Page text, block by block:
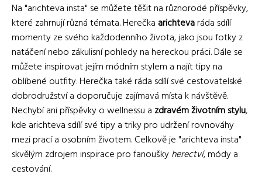
Na "arichteva insta" se můžete těšit na různorodé příspěvky,
které zahrnují různá témata. Herečka arichtevaráda sdílí
momenty ze svého každodenního života, jako jsou fotky z
natáčení nebo zákulisní pohledy na hereckou práci. Dále se
můžete inspirovat jejím módním stylem a najít tipy na
oblíbené outfity. Herečka také ráda sdílí své cestovatelské
dobrodružství a doporučuje zajímavá místa k návštěvě.
Nechybí ani příspěvky o wellnessu a zdravém životním stylu,
kde arichteva sdílí své tipy a triky pro udržení rovnováhy
mezi prací a osobním životem. Celkově je "arichteva insta"
skvělým zdrojem inspirace pro fanouškyherectví, módy a
cestování.